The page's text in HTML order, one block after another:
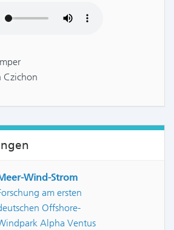
Czichon
Wind-Strom
am ersten
Offshore-
Alpha Ventus